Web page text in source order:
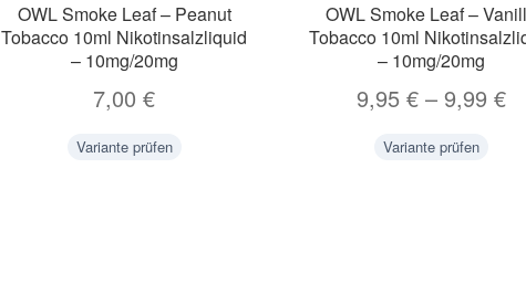
OWL Smoke Leaf – Peanut
Tobacco 10ml Nikotinsalzliquid
– 10mg/20mg
7,00€
Variante prüfen
OWL Smoke Leaf –
Tobacco 10ml
– 10mg/20mg
9,95€ –9,99€
Variante prüfen